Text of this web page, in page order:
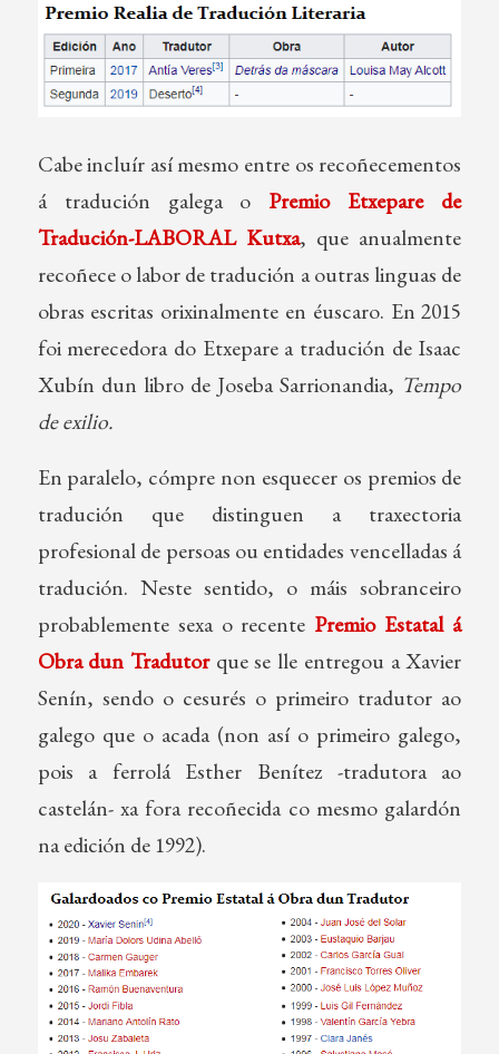
Cabe incluír así mesmo entre os recoñecementos
á tradución galega o Premio Etxepare de
Tradución-LABORAL Kutxa, que anualmente
recoñece o labor de tradución a outras linguas de
obras escritas orixinalmente en éuscaro. En 2015
foi merecedora do Etxepare a tradución de Isaac
Xubín dun libro de Joseba Sarrionandia, Tempo
de exilio.
En paralelo, cómpre non esquecer os premios de
tradución que distinguen a traxectoria
profesional de persoas ou entidades vencelladas á
tradución. Neste sentido, o máis sobranceiro
probablemente sexa o recente Premio Estatal á
Obra dun Tradutorque se lle entregou a Xavier
Senín, sendo o cesurés o primeiro tradutor ao
galego que o acada (non así o primeiro galego,
pois a ferrolá Esther Benítez -tradutora ao
castelán- xa fora recoñecida co mesmo galardón
na edición de 1992).